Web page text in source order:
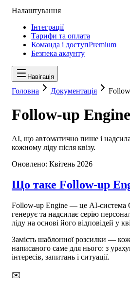
Налаштування
Інтеграції
Тарифи та оплата
Команда і доступPremium
Безпека акаунту
Навігація
Головна Документація
Follow-up Engine
AI, що автоматично пише і
кожному ліду після квізу.
Оновлено: Квітень 2026
Що таке Follow-up
Follow-up Engine — це AI-система
генерує та надсилає серію
ліду на основі його відповідей у
Замість шаблонної розсилки —
написаного саме для нього: з
інтересів, запитань і ситуації.
✉️